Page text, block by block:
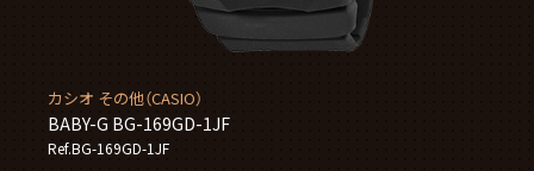
カシオ その他（CASIO）
BABY-G BG-169GD-1JF
Ref.BG-169GD-1JF